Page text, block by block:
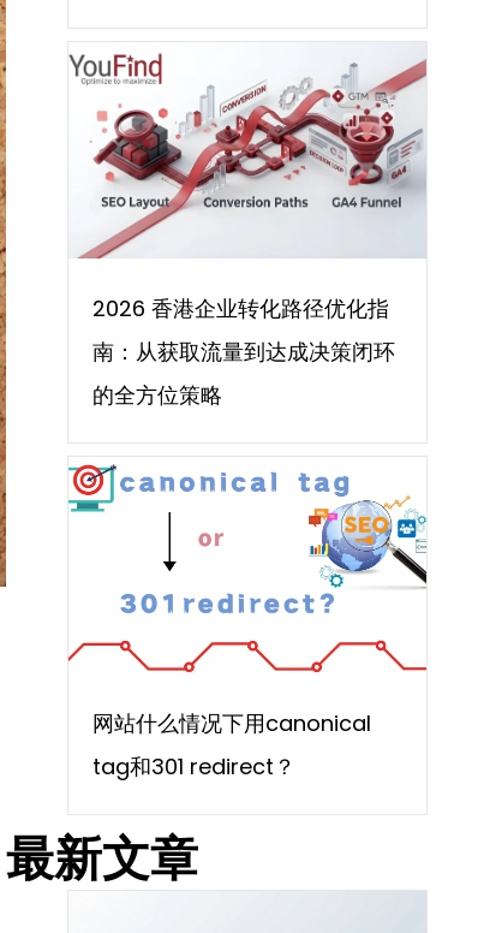
2026 香港企业转化路径优化指
南：从获取流量到达成决策闭环
的全方位策略
网站什么情况下用canonical
tag和301 redirect？
最新文章